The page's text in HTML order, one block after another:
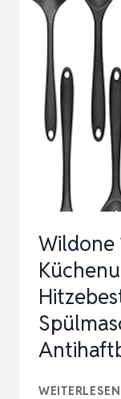
Wildone
WEITERLESEN